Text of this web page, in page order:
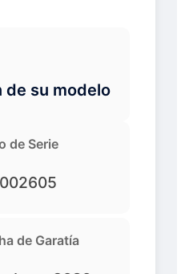
de su modelo
de Serie
de Garatía